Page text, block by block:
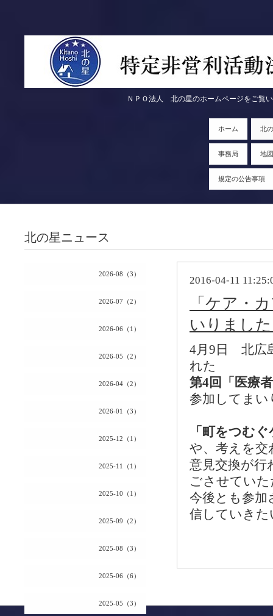
ＮＰＯ法人 北の星のホームページをご覧いただきま
ホーム 北
事務局 地図
規定の公告事項
2026-08（3）
2026-07（2）
2026-06（1）
2026-05（2）
2026-04（2）
2026-01（3）
2025-12（1）
2025-11（1）
2025-10（1）
2025-09（2）
2025-08（3）
2025-06（6）
2025-05（3）
北の星ニュース
2016-04-11
「ケア・
いりまし
4月 9 日 北広
れた
第4 回「医療
参加してまい
「町をつむ
や、考えを交
意見交換が行
ごさせてい
今後とも参加
信していき